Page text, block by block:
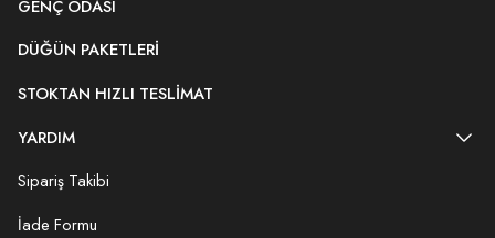
GENÇ ODASI
DÜĞÜN PAKETLERI
STOKTAN HIZLI TESLIMAT
YARDIM
Sipariş Takibi
İade Formu